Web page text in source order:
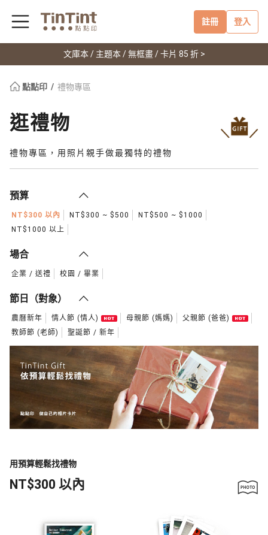
註冊 登入
文庫本 / 主題本 / 無框畫 / 卡片 85 折 >
點點印 禮物專區
逛禮物
禮物專區，用照片親手做最獨特的禮物
預算
NT$300 以內 NT$300 ~ $500
NT$500 ~ $1000
NT$1000 以上
場合
企業 / 送禮 校園 / 畢業
節日（對象）
農曆新年 情人節 (情人) 母親節 (媽媽)
父親節 (爸爸)
教師節 (老師)
聖誕節 / 新年
用預算輕鬆找禮物
NT$300 以內